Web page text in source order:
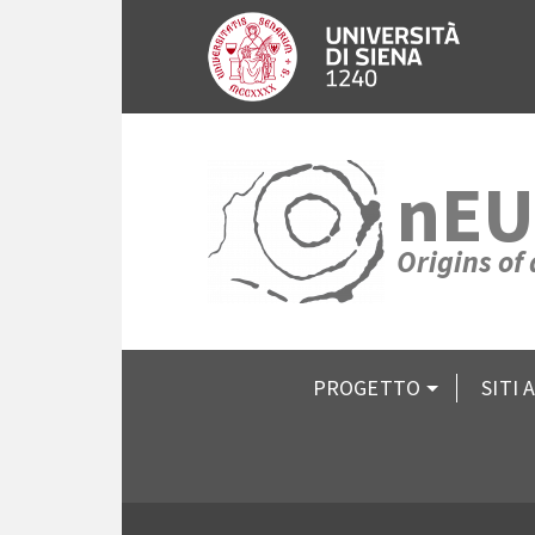
Origins of
PROGETTO SITI